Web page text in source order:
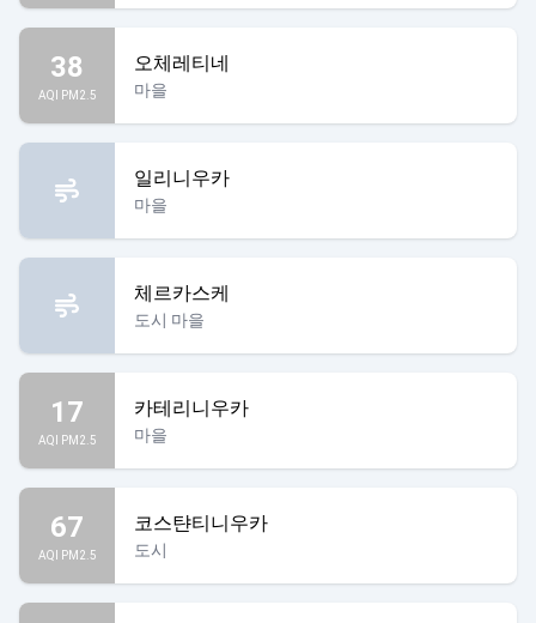
38
AQI PM2.5
오체레티네
마을
일리니우카
마을
체르카스케
도시 마을
17
AQI PM2.5
카테리니우카
마을
67
AQI PM2.5
코스탼티니우카
도시